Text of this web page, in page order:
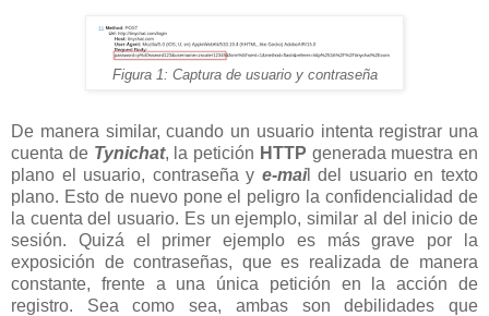
Figura 1: Captura de usuario y contraseña
De manera similar, cuando un usuario intenta registrar una
cuenta de Tynichat, la petición HTTP generada muestra en
plano el usuario, contraseña y e-mail del usuario en texto
plano. Esto de nuevo pone el peligro la confidencialidad de
la cuenta del usuario. Es un ejemplo, similar al del inicio de
sesión. Quizá el primer ejemplo es más grave por la
exposición de contraseñas, que es realizada de manera
constante, frente a una única petición en la acción de
registro. Sea como sea, ambas son debilidades que